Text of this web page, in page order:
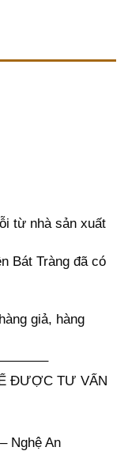
từ nhà sản xuất
Bát Tràng đã có
giả, hàng
ĐƯỢC TƯ VẤN
Nghệ An